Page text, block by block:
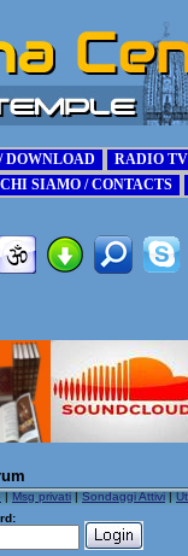
|Msg privati|Sondaggi Attivi|